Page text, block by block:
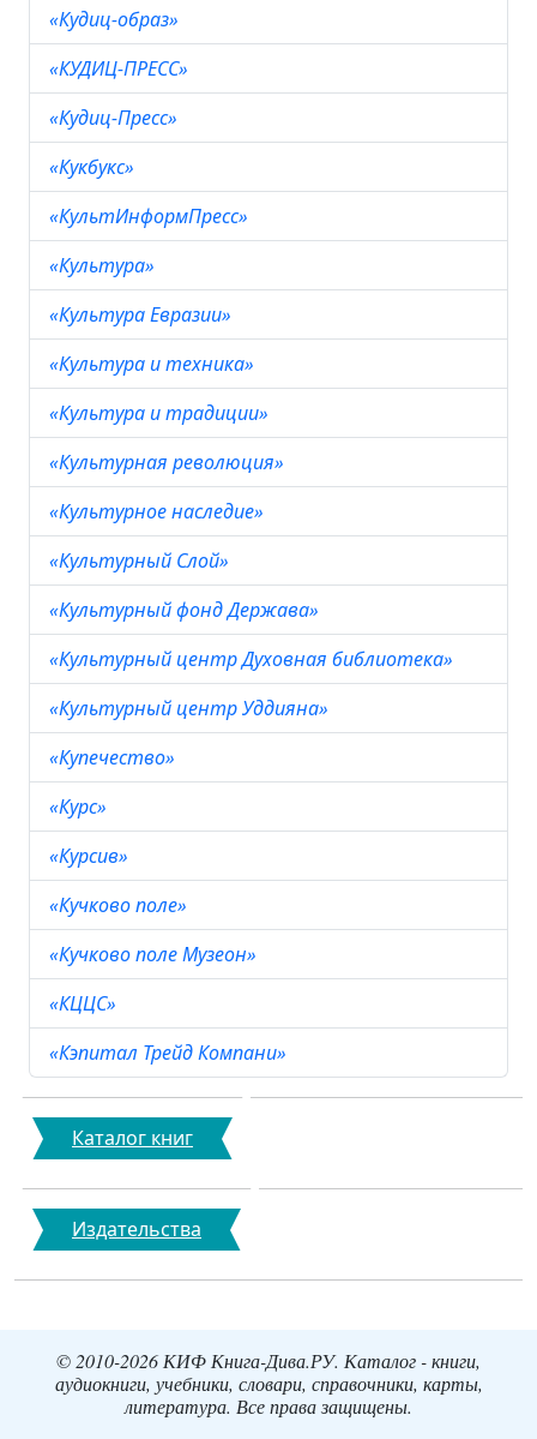
«Кудиц-образ»
«КУДИЦ-ПРЕСС»
«Кудиц-Пресс»
«Кукбукс»
«КультИнформПресс»
«Культура»
«Культура Евразии»
«Культура и техника»
«Культура и традиции»
«Культурная революция»
«Культурное наследие»
«Культурный Слой»
«Культурный фонд Держава»
«Культурный центр Духовная библиотека»
«Культурный центр Уддияна»
«Купечество»
«Курс»
«Курсив»
«Кучково поле»
«Кучково поле Музеон»
«КЦЦС»
«Кэпитал Трейд Компани»
Каталог книг
Издательства
© 2010-2026 КИФ Книга-Дива.РУ. Каталог - книги,
аудиокниги, учебники, словари, справочники, карты,
литература. Все права защищены.